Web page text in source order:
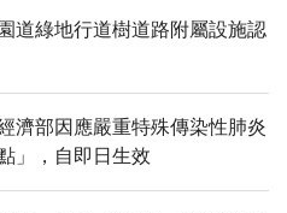
道綠地行道樹道路附屬設施認
濟部因應嚴重特殊傳染性肺炎
」，自即日生效